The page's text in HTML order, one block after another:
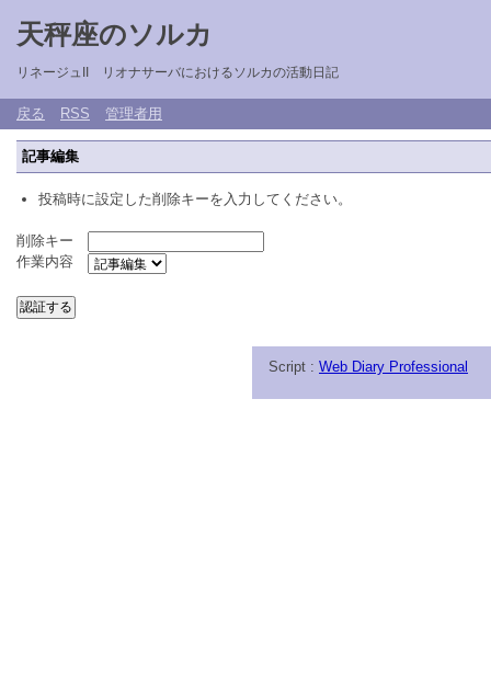
天秤座のソルカ
リネージュII リオナサーバにおけるソルカの活動日記
戻る RSS 管理者用
記事編集
投稿時に設定した削除キーを入力してください。
削除キー
作業内容
Script : Web Diary Professional